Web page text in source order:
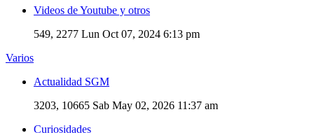
Videos de Youtube y otros
549, 2277 Lun Oct 07, 2024 6:13 pm
Varios
Actualidad SGM
3203, 10665 Sab May 02, 2026 11:37 am
Curiosidades